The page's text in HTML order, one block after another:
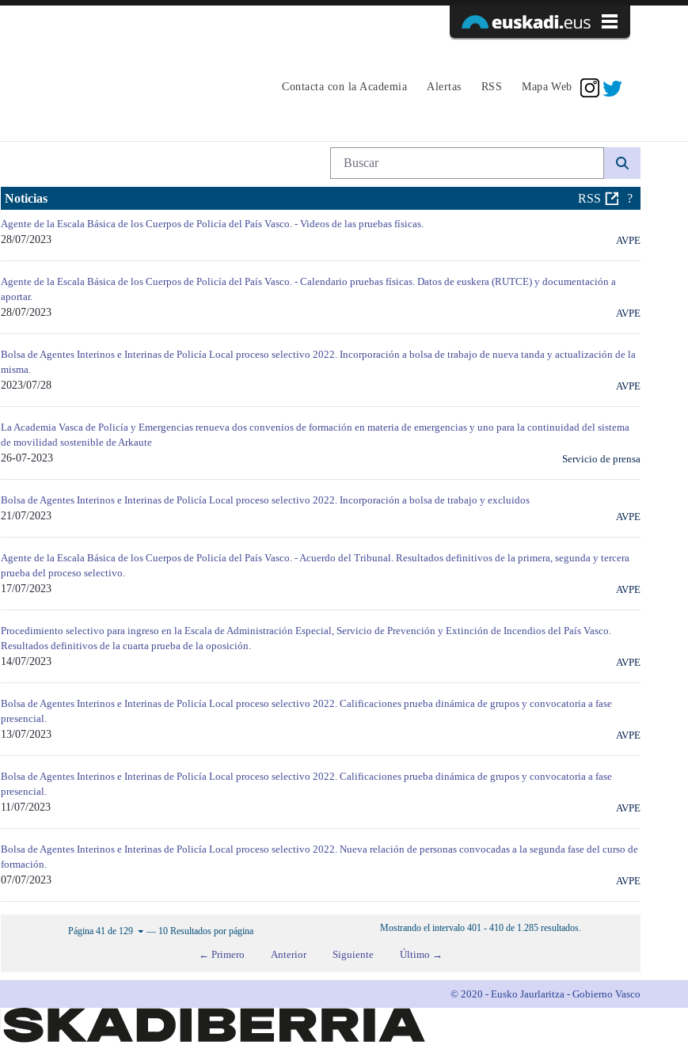
Contacta con la Academia Alertas RSS Mapa Web
Búsqueda web
Noticias RSS ?
Agente de la Escala Básica de los Cuerpos de Policía del País Vasco. - Videos de las pruebas físicas.
28/07/2023
AVPE
Agente de la Escala Básica de los Cuerpos de Policía del País Vasco. - Calendario pruebas físicas. Datos de euskera (RUTCE) y documentación a
aportar.
28/07/2023
AVPE
Bolsa de Agentes Interinos e Interinas de Policía Local proceso selectivo 2022. Incorporación a bolsa de trabajo de nueva tanda y actualización de la
misma.
2023/07/28
AVPE
La Academia Vasca de Policía y Emergencias renueva dos convenios de formación en materia de emergencias y uno para la continuidad del sistema
de movilidad sostenible de Arkaute
26-07-2023
Servicio de prensa
Bolsa de Agentes Interinos e Interinas de Policía Local proceso selectivo 2022. Incorporación a bolsa de trabajo y excluidos
21/07/2023
AVPE
Agente de la Escala Básica de los Cuerpos de Policía del País Vasco. - Acuerdo del Tribunal. Resultados definitivos de la primera, segunda y tercera
prueba del proceso selectivo.
17/07/2023
AVPE
Procedimiento selectivo para ingreso en la Escala de Administración Especial, Servicio de Prevención y Extinción de Incendios del País Vasco.
Resultados definitivos de la cuarta prueba de la oposición.
14/07/2023
AVPE
Bolsa de Agentes Interinos e Interinas de Policía Local proceso selectivo 2022. Calificaciones prueba dinámica de grupos y convocatoria a fase
presencial.
13/07/2023
AVPE
Bolsa de Agentes Interinos e Interinas de Policía Local proceso selectivo 2022. Calificaciones prueba dinámica de grupos y convocatoria a fase
presencial.
11/07/2023
AVPE
Bolsa de Agentes Interinos e Interinas de Policía Local proceso selectivo 2022. Nueva relación de personas convocadas a la segunda fase del curso de
formación.
07/07/2023
AVPE
Página 41 de 129 — 10 Resultados por página Mostrando el intervalo 401 - 410 de 1.285 resultados.
← Primero Anterior Siguiente Último →
© 2020 - Eusko Jaurlaritza - Gobierno Vasco